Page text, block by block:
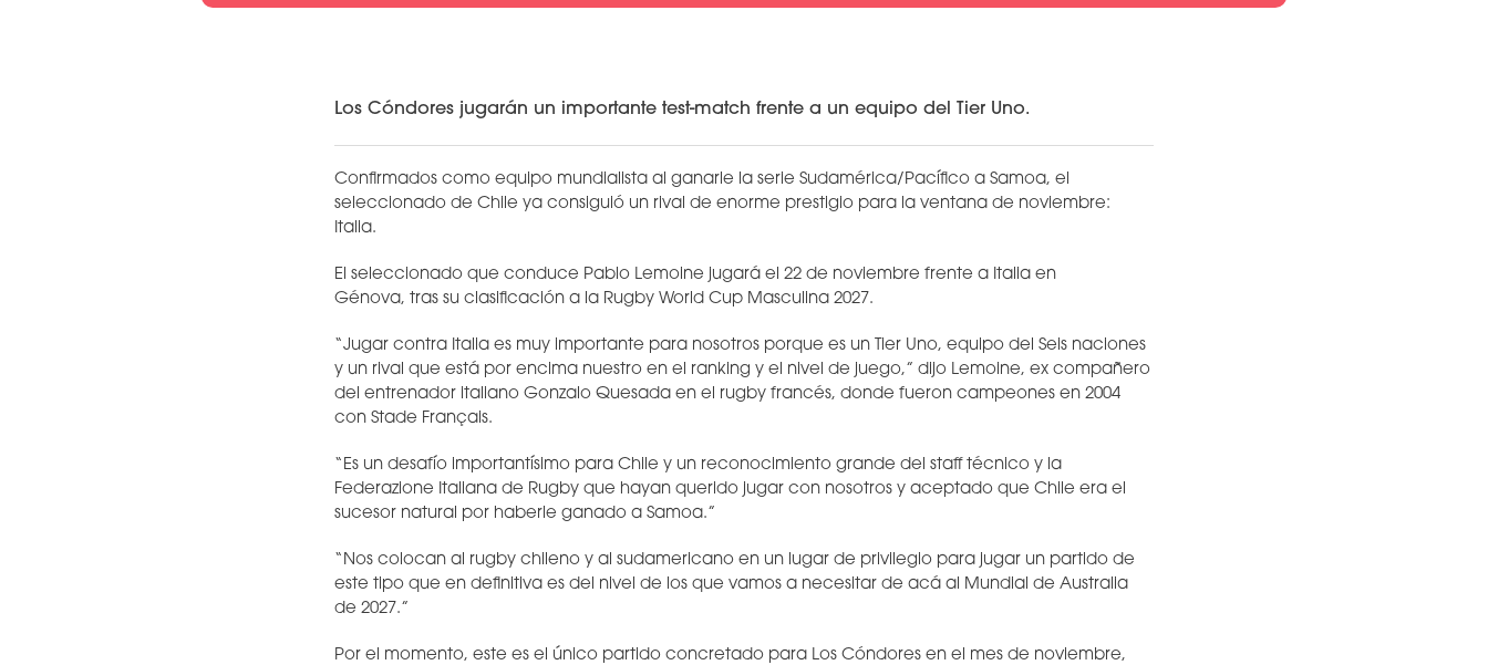
Los Cóndores jugarán un importante test-match frente a un equipo del Tier Uno.
Confirmados como equipo mundialista al ganarle la serie Sudamérica/Pacífico a Samoa, el
seleccionado de Chile ya consiguió un rival de enorme prestigio para la ventana de noviembre:
Italia.
El seleccionado que conduce Pablo Lemoine jugará el 22 de noviembre frente a Italia en
Génova, tras su clasificación a la Rugby World Cup Masculina 2027.
“Jugar contra Italia es muy importante para nosotros porque es un Tier Uno, equipo del Seis naciones
y un rival que está por encima nuestro en el ranking y el nivel de juego,” dijo Lemoine, ex compañero
del entrenador italiano Gonzalo Quesada en el rugby francés, donde fueron campeones en 2004
con Stade Français.
“Es un desafío importantísimo para Chile y un reconocimiento grande del staff técnico y la
Federazione Italiana de Rugby que hayan querido jugar con nosotros y aceptado que Chile era el
sucesor natural por haberle ganado a Samoa.”
“Nos colocan al rugby chileno y al sudamericano en un lugar de privilegio para jugar un partido de
este tipo que en definitiva es del nivel de los que vamos a necesitar de acá al Mundial de Australia
de 2027.”
Por el momento, este es el único partido concretado para Los Cóndores en el mes de noviembre,